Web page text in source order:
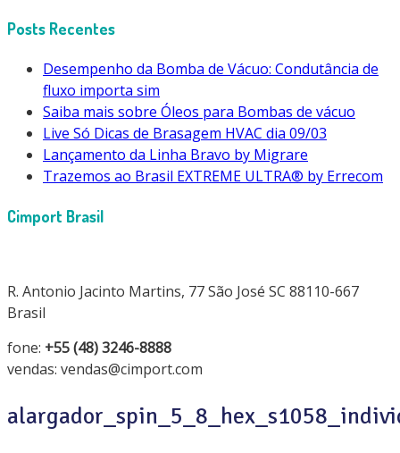
Posts Recentes
Desempenho da Bomba de Vácuo: Condutância de
fluxo importa sim
Saiba mais sobre Óleos para Bombas de vácuo
Live Só Dicas de Brasagem HVAC dia 09/03
Lançamento da Linha Bravo by Migrare
Trazemos ao Brasil EXTREME ULTRA® by Errecom
Cimport Brasil
R. Antonio Jacinto Martins, 77 São José SC 88110-667
Brasil
fone: +55 (48) 3246-8888
vendas: vendas@cimport.com